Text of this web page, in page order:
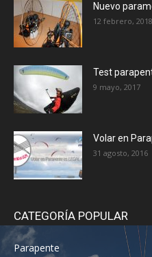
Nuevo
12 febrero, 2018
Test
9 mayo, 2017
Volar en
31 agosto, 2016
CATEGORÍA POPULAR
Parapente